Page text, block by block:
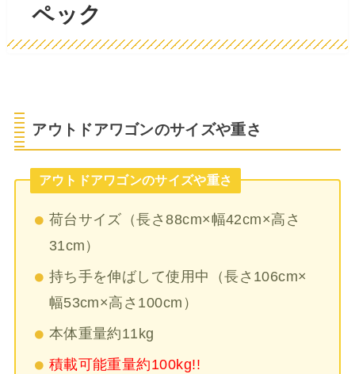
ペック
アウトドアワゴンのサイズや重さ
アウトドアワゴンのサイズや重さ
荷台サイズ（長さ88cm×幅42cm×高さ
31cm）
持ち手を伸ばして使用中（長さ106cm×
幅53cm×高さ100cm）
本体重量約11kg
積載可能重量約100kg!!